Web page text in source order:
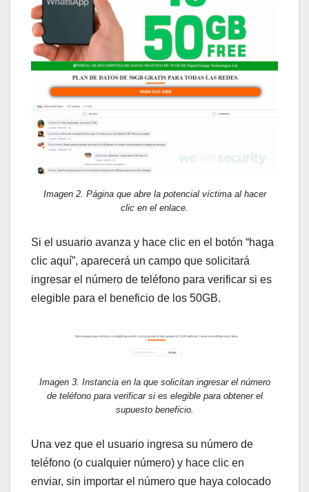
Imagen 2. Página que abre la potencial víctima al hacer
clic en el enlace.
Si el usuario avanza y hace clic en el botón “haga
clic aquí”, aparecerá un campo que solicitará
ingresar el número de teléfono para verificar si es
elegible para el beneficio de los 50GB.
Imagen 3. Instancia en la que solicitan ingresar el número
de teléfono para verificar si es elegible para obtener el
supuesto beneficio.
Una vez que el usuario ingresa su número de
teléfono (o cualquier número) y hace clic en
enviar, sin importar el número que haya colocado